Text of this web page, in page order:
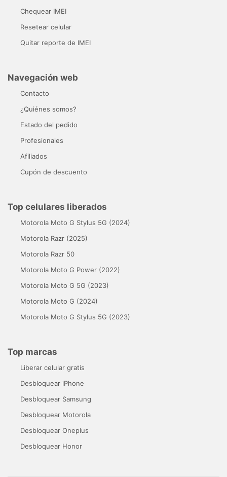
Chequear IMEI
Resetear celular
Quitar reporte de IMEI
Navegación web
Contacto
¿Quiénes somos?
Estado del pedido
Profesionales
Afiliados
Cupón de descuento
Top celulares liberados
Motorola Moto G Stylus 5G (2024)
Motorola Razr (2025)
Motorola Razr 50
Motorola Moto G Power (2022)
Motorola Moto G 5G (2023)
Motorola Moto G (2024)
Motorola Moto G Stylus 5G (2023)
Top marcas
Liberar celular gratis
Desbloquear iPhone
Desbloquear Samsung
Desbloquear Motorola
Desbloquear Oneplus
Desbloquear Honor